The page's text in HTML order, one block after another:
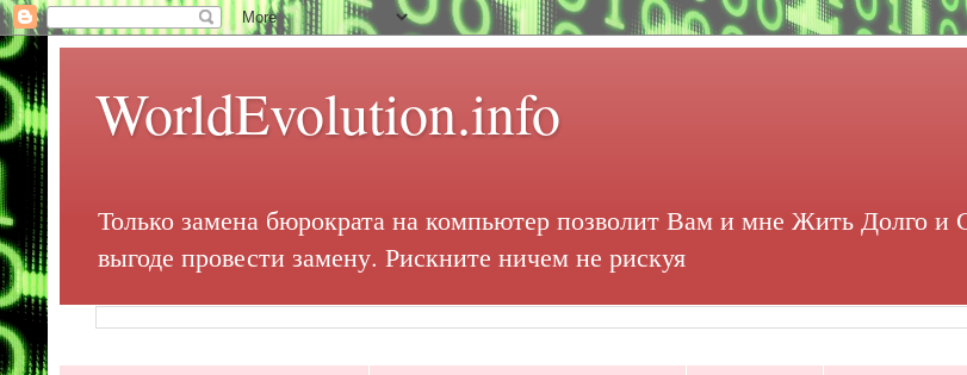
WorldEvolution.info
Только замена бюрократа на компьютер позволит Вам и мне Жить Долго
выгоде провести замену. Рискните ничем не рискуя